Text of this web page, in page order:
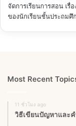
จัดการเรียนการสอน เรื่
ของนักเรียนชั้นประถมศึ
Most Recent
11 ชั่วโมง ago
วิธีเขียนปัญหาและ